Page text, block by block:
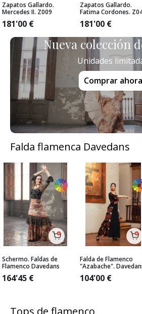
Zapatos Gallardo.
Mercedes II. Z009
181'00 €
Zapatos Gallardo.
Fatima Cordones.
181'00 €
Nueva colección
Unidades
Comprar ahora
Falda flamenca Davedans
Schermo. Faldas de
Flamenco Davedans
164'45 €
Falda de Flamenco
"Azabache".
104'00 €
Tops de flamenco